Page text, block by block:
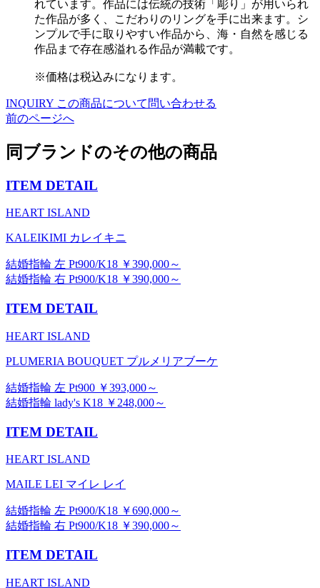
れています。作品には伝統の技術「彫り」が用いられ
た作品が多く、こだわりのリングを手に出来ます。シ
ンプルで手に取りやすい作品から、海・自然を感じる
作品まで存在感溢れる作品が満載です。
※価格は税込みになります。
INQUIRY この商品について問い合わせる
前のページへ
同ブランドのその他の商品
ITEM DETAIL
HEART ISLAND
KALEIKIMI カレイキニ
結婚指輪 左 Pt900/K18 ￥390,000～
結婚指輪 右 Pt900/K18 ￥390,000～
ITEM DETAIL
HEART ISLAND
PLUMERIA BOUQUET プルメリアブーケ
結婚指輪 左 Pt900 ￥393,000～
結婚指輪 lady's K18 ￥248,000～
ITEM DETAIL
HEART ISLAND
MAILE LEI マイレ レイ
結婚指輪 左 Pt900/K18 ￥690,000～
結婚指輪 右 Pt900/K18 ￥390,000～
ITEM DETAIL
HEART ISLAND